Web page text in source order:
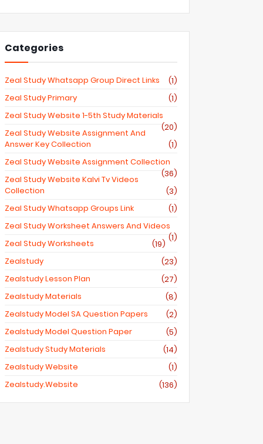
Categories
Zeal Study Whatsapp Group Direct Links
(1)
Zeal Study Primary
(1)
Zeal Study Website 1-5th Study Materials
(20)
Zeal Study Website Assignment And
Answer Key Collection
(1)
Zeal Study Website Assignment Collection
(36)
Zeal Study Website Kalvi Tv Videos
Collection
(3)
Zeal Study Whatsapp Groups Link
(1)
Zeal Study Worksheet Answers And Videos
(1)
Zeal Study Worksheets
(19)
Zealstudy
(23)
Zealstudy Lesson Plan
(27)
Zealstudy Materials
(8)
Zealstudy Model SA Question Papers
(2)
Zealstudy Model Question Paper
(5)
Zealstudy Study Materials
(14)
Zealstudy Website
(1)
Zealstudy.website
(136)